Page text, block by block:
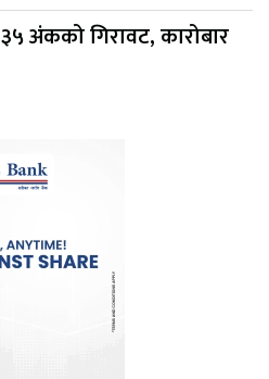
३५ अंकको गिरावट, कारोबार